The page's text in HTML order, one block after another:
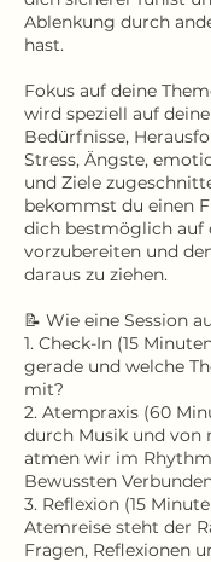
Ablenkung durch
hast.
Fokus auf deine
wird speziell auf
Bedürfnisse,
Stress, Ängste,
und Ziele
bekommst du einen
dich bestmöglich auf
vorzubereiten und
daraus zu ziehen.
📝 Wie eine Session
1. Check-In (15
gerade und welche
mit?
2. Atempraxis (60
durch Musik und von
atmen wir im
Bewussten
3. Reflexion (15
Atemreise steht der
Fragen, Reflexionen